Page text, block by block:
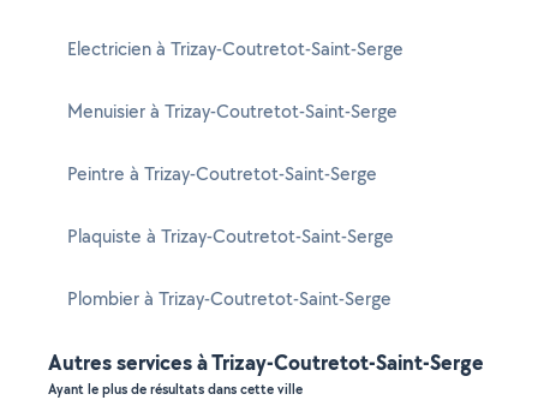
Electricien à Trizay-Coutretot-Saint-Serge
Menuisier à Trizay-Coutretot-Saint-Serge
Peintre à Trizay-Coutretot-Saint-Serge
Plaquiste à Trizay-Coutretot-Saint-Serge
Plombier à Trizay-Coutretot-Saint-Serge
Autres services à Trizay-Coutretot-Saint-Serge
Ayant le plus de résultats dans cette ville